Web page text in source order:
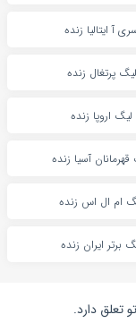
آ ایتالیا زنده
لیگ پرتغال زنده
لیگ اروپا زنده
آسیا زنده
ام ال اس زنده
برتر ایران زنده
دارد.